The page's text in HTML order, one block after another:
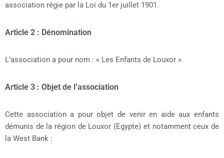
association régie par la Loi du 1er juillet 1901.
Article 2 : Dénomination
L’association a pour nom : « Les Enfants de Louxor ».
Article 3 : Objet de l’association
Cette association a pour objet de venir en aide aux enfants
démunis de la région de Louxor (Egypte) et notamment ceux de
la West Bank :